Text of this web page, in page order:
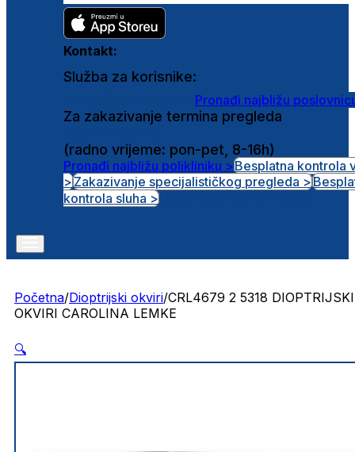
Kontakt:
Služba za korisnike:
Pronađi najbližu
Za zakazivanje termina pregleda
(radno vrijeme: pon-pet, 8-16h)
Pronađi najbližu polikliniku >Besplatna kontrola
>Zakazivanje specijalističkog pregleda >
kontrola sluha >
Početna/Dioptrijski okviri/CRL4679 2 5318 DIOPTRIJSKI
OKVIRI CAROLINA LEMKE
🔍